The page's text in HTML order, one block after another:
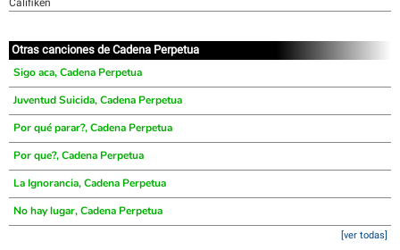
Califiken
Otras canciones de Cadena Perpetua
Sigo aca, Cadena Perpetua
Juventud Suicida, Cadena Perpetua
Por qué parar?, Cadena Perpetua
Por que?, Cadena Perpetua
La Ignorancia, Cadena Perpetua
No hay lugar, Cadena Perpetua
[ver todas]